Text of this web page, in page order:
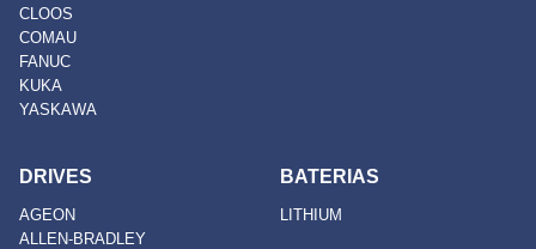
CLOOS
COMAU
FANUC
KUKA
YASKAWA
DRIVES
AGEON
ALLEN-BRADLEY
BATERIAS
LITHIUM